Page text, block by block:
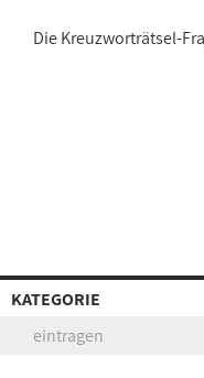
Die Kreuzworträtsel-
KATEGORIE
eintragen